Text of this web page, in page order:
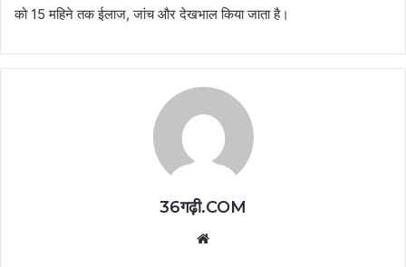
को 15 महिने तक ईलाज, जांच और देखभाल किया जाता है।
36गढ़ी.COM